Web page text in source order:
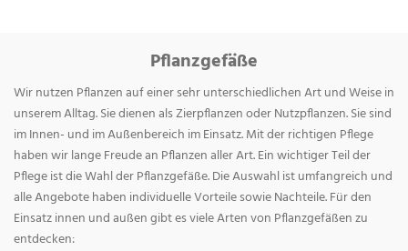
Pflanzgefäße
Wir nutzen Pflanzen auf einer sehr unterschiedlichen Art und Weise in
unserem Alltag. Sie dienen als Zierpflanzen oder Nutzpflanzen. Sie sind
im Innen- und im Außenbereich im Einsatz. Mit der richtigen Pflege
haben wir lange Freude an Pflanzen aller Art. Ein wichtiger Teil der
Pflege ist die Wahl der Pflanzgefäße. Die Auswahl ist umfangreich und
alle Angebote haben individuelle Vorteile sowie Nachteile. Für den
Einsatz innen und außen gibt es viele Arten von Pflanzgefäßen zu
entdecken: